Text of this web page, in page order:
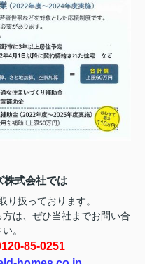
株式会社では
り扱っております。
は、ぜひ当社までお問い合
。
85-0251